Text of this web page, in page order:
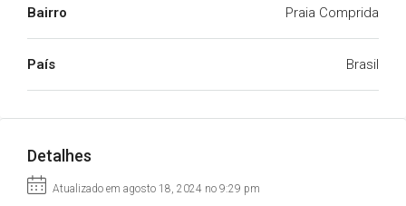
Bairro Praia Comprida
País Brasil
Detalhes
Atualizado em agosto 18, 2024 no 9:29 pm